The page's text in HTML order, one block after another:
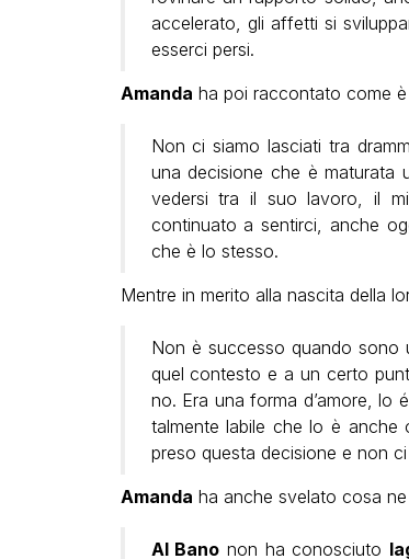
accelerato, gli affetti si
esserci persi.
Amanda ha poi raccontato come
Non ci siamo lasciati tra
una decisione che è maturata
vedersi tra il suo lavoro, il
continuato a sentirci, anche
che è lo stesso.
Mentre in merito alla nascita della
Non è successo quando sono
quel contesto e a un certo
no. Era una forma d’amore, lo
talmente labile che lo è anche
preso questa decisione e non
Amanda ha anche svelato cosa
Al Bano non ha conosciuto